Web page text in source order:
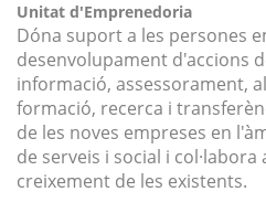
Unitat d'Emprenedoria
Dóna suport a les persones
desenvolupament d'accions
informació, assessorament,
formació, recerca i
de les noves empreses en
de serveis i social i
creixement de les existents.